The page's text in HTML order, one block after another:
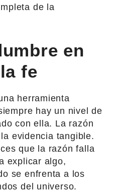
de la
en
fe
herramienta
hay un nivel de
con ella. La razón
evidencia tangible.
que la razón falla
explicar algo,
se enfrenta a los
del universo.